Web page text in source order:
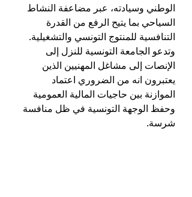
الوطني وسيادته، عبر مضاعفة النشاط
السياحي بما يتيح الرفع من القدرة
التنافسية للمنتوج التونسي والتشغيلية.
وتدعو الجامعة التونسية للنزل إلى
الإنصات إلى مشاغل المهنيين الذين
يعتبرون انه من الضروري اعتماد
الموازنة بين حاجيات المالية العمومية
وحفظ الوجهة التونسية في ظل منافسة
شرسة.